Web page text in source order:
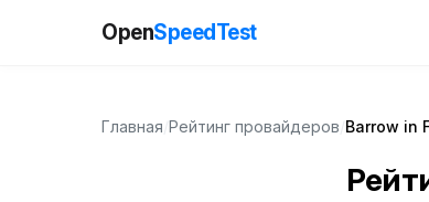
OpenSpeedTest
Главная Рейтинг провайдеров Barrow in